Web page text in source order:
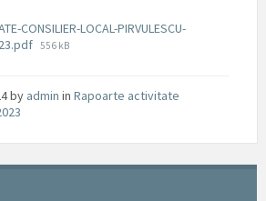
CONSILIER-LOCAL-PIRVULESCU-
File
556 kB
by admin in Rapoarte activitate